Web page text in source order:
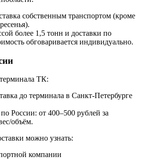
собственным транспортом (кроме
более 1,5 тонн и доставки по
обговаривается индивидуально.
ТК:
до терминала в Санкт-Петербурге
России: от 400–500 рублей за
объём.
можно узнать:
компании